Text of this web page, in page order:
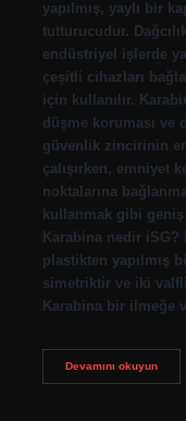
yapılmış, yaylı bir
tutturucudur.
endüstriyel işlerde
çeşitli cihazları
için kullanılır.
düşme koruması ve
güvenlik zincirinin
çalışırken, emniyet
noktalarına
kullanmak gibi
Karabina nedir
plastikten yapılmış
simetriktir ve iki
Karabina bir ilmeğe
Devamını okuyun